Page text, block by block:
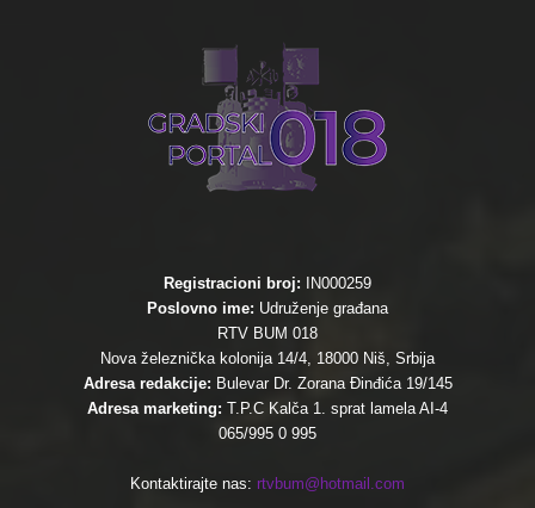
Registracioni broj: IN000259
Poslovno ime: Udruženje građana
RTV BUM 018
Nova železnička kolonija 14/4, 18000 Niš, Srbija
Adresa redakcije: Bulevar Dr. Zorana Đinđića 19/145
Adresa marketing: T.P.C Kalča 1. sprat lamela AI-4
065/995 0 995
Kontaktirajte nas: rtvbum@hotmail.com